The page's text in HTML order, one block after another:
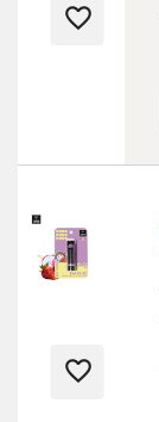
favorite_border
favorite_border